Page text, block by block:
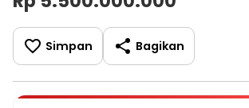
Simpan Bagikan